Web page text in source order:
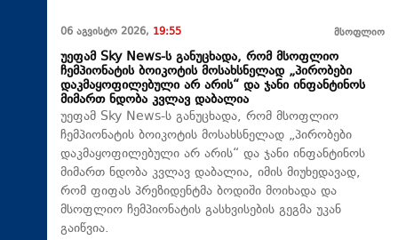
06 აგვისტო 2026, 19:55 მსოფლიო
უეფამ Sky News-ს განუცხადა, რომ მსოფლიო
ჩემპიონატის ბოიკოტის მოსახსნელად „პირობები
დაკმაყოფილებული არ არის“ და ჯანი ინფანტინოს
მიმართ ნდობა კვლავ დაბალია
უეფამ Sky News-ს განუცხადა, რომ მსოფლიო
ჩემპიონატის ბოიკოტის მოსახსნელად „პირობები
დაკმაყოფილებული არ არის“ და ჯანი ინფანტინოს
მიმართ ნდობა კვლავ დაბალია, იმის მიუხედავად,
რომ ფიფას პრეზიდენტმა ბოდიში მოიხადა და
მსოფლიო ჩემპიონატის გასხვისების გეგმა უკან
გაიწვია.